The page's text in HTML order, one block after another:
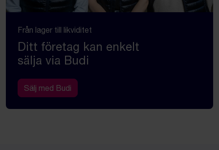
Från lager till likviditet
Ditt företag kan enkelt
sälja via Budi
Sälj med Budi